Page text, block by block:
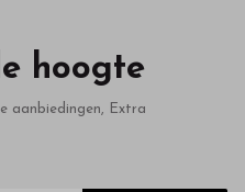
hoogte
aanbiedingen, Extra